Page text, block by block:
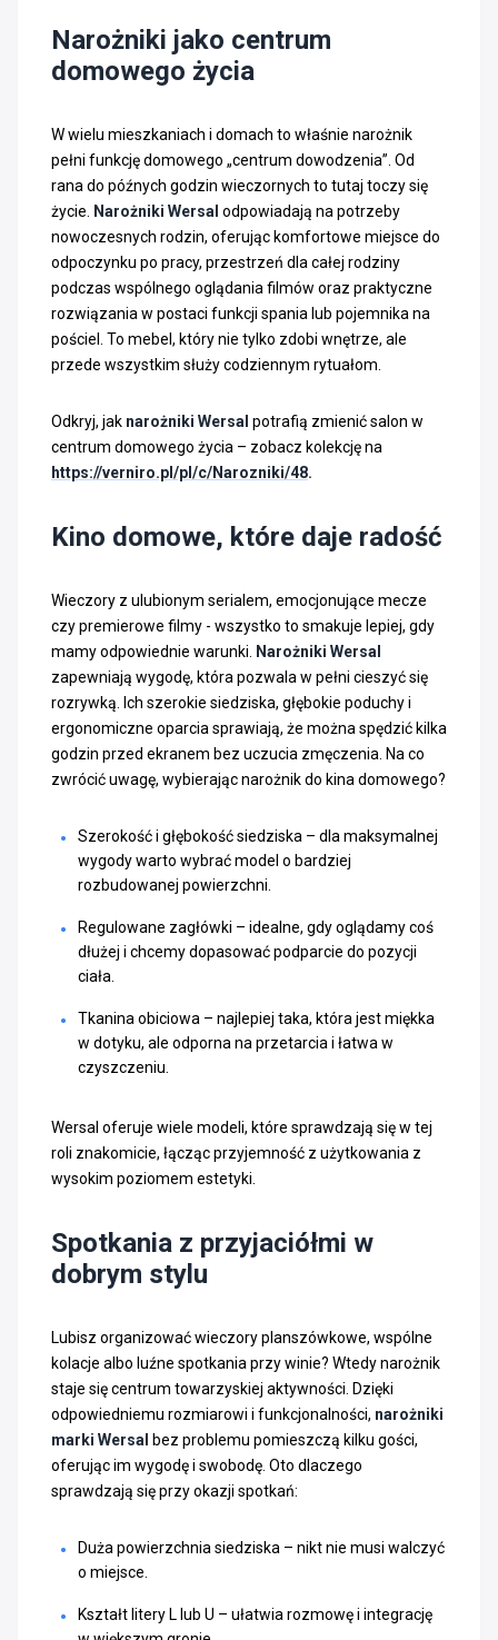
Narożniki jako centrum
domowego życia
W wielu mieszkaniach i domach to właśnie narożnik
pełni funkcję domowego „centrum dowodzenia”. Od
rana do późnych godzin wieczornych to tutaj toczy się
życie.
Narożniki Wersal odpowiadają na potrzeby
nowoczesnych rodzin, oferując komfortowe miejsce do
odpoczynku po pracy, przestrzeń dla całej rodziny
podczas wspólnego oglądania filmów oraz praktyczne
rozwiązania w postaci funkcji spania lub pojemnika na
pościel. To mebel, który nie tylko zdobi wnętrze, ale
przede wszystkim służy codziennym rytuałom.
Odkryj, jak narożniki Wersal potrafią zmienić salon w
centrum domowego życia – zobacz kolekcję na
https://verniro.pl/pl/c/Narozniki/48.
Kino domowe, które daje radość
Wieczory z ulubionym serialem, emocjonujące mecze
czy premierowe filmy - wszystko to smakuje lepiej, gdy
mamy odpowiednie warunki.
Narożniki Wersal
zapewniają wygodę, która pozwala w pełni cieszyć się
rozrywką. Ich szerokie siedziska, głębokie poduchy i
ergonomiczne oparcia sprawiają, że można spędzić kilka
godzin przed ekranem bez uczucia zmęczenia. Na co
zwrócić uwagę, wybierając narożnik do kina domowego?
Szerokość i głębokość siedziska – dla maksymalnej
wygody warto wybrać model o bardziej
rozbudowanej powierzchni.
Regulowane zagłówki – idealne, gdy oglądamy coś
dłużej i chcemy dopasować podparcie do pozycji
ciała.
Tkanina obiciowa – najlepiej taka, która jest miękka
w dotyku, ale odporna na przetarcia i łatwa w
czyszczeniu.
Wersal oferuje wiele modeli, które sprawdzają się w tej
roli znakomicie, łącząc przyjemność z użytkowania z
wysokim poziomem estetyki.
Spotkania z przyjaciółmi w
dobrym stylu
Lubisz organizować wieczory planszówkowe, wspólne
kolacje albo luźne spotkania przy winie? Wtedy narożnik
staje się centrum towarzyskiej aktywności. Dzięki
odpowiedniemu rozmiarowi i funkcjonalności, narożniki
marki Wersal
bez problemu pomieszczą kilku gości,
oferując im wygodę i swobodę. Oto dlaczego
sprawdzają się przy okazji spotkań:
Duża powierzchnia siedziska – nikt nie musi walczyć
o miejsce.
Kształt litery L lub U – ułatwia rozmowę i integrację